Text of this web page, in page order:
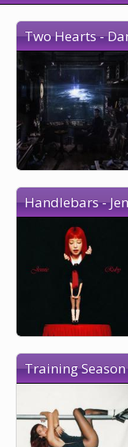
Two Hearts -
Handlebars -
Training Season